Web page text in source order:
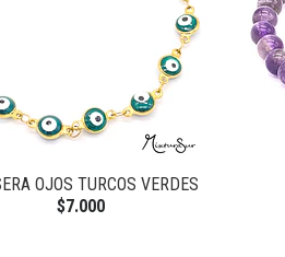
OJOS TURCOS VERDES
$7.000